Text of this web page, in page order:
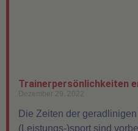
Trainerpersönlichkeiten
Dezember 29, 2022
Die Zeiten der
(Leistungs-)sport sind